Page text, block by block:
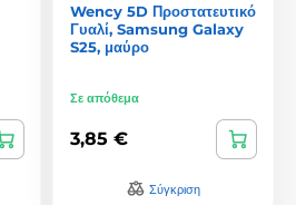
Wency 5D Προστατευτικό
Γυαλί, Samsung Galaxy
S25, μαύρο
Σε απόθεμα
3,85 €
Σύγκριση